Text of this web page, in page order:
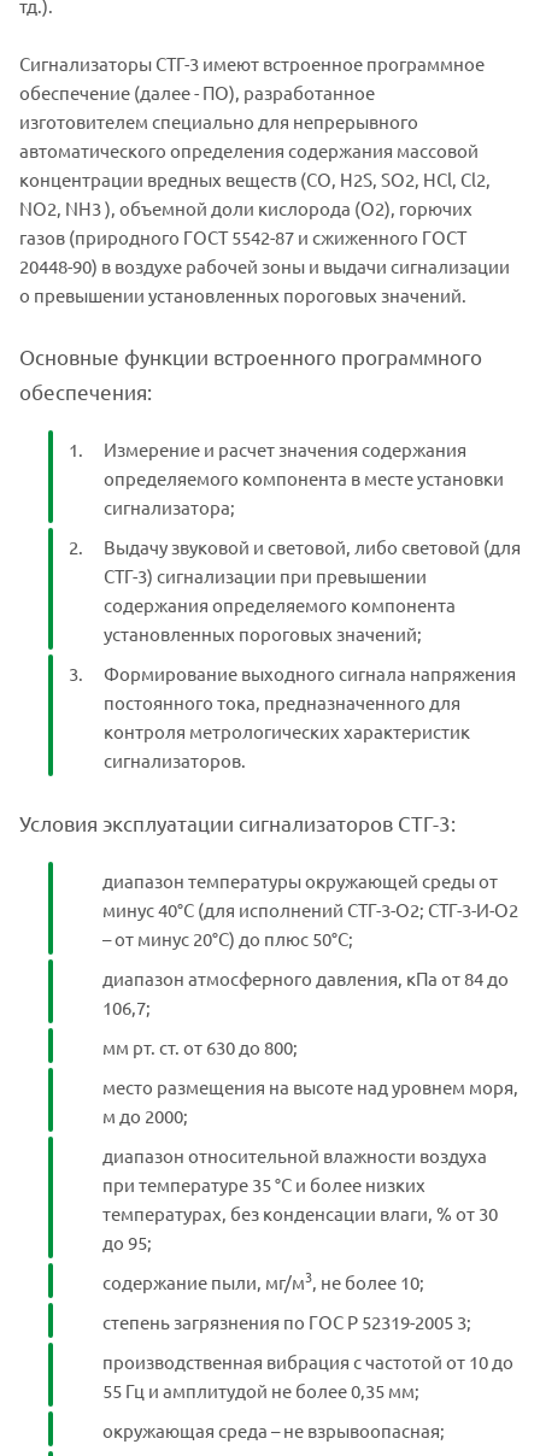
тд.).
Сигнализаторы СТГ-3 имеют встроенное программное
обеспечение (далее - ПО), разработанное
изготовителем специально для непрерывного
автоматического определения содержания массовой
концентрации вредных веществ (СO, H2S, SO2, HCl, Cl2,
NO2, NH3 ), объемной доли кислорода (O2), горючих
газов (природного ГОСТ 5542-87 и сжиженного ГОСТ
20448-90) в воздухе рабочей зоны и выдачи сигнализации
о превышении установленных пороговых значений.
Основные функции встроенного программного
обеспечения:
Измерение и расчет значения содержания
определяемого компонента в месте установки
сигнализатора;
Выдачу звуковой и световой, либо световой (для
СТГ-3) сигнализации при превышении
содержания определяемого компонента
установленных пороговых значений;
Формирование выходного сигнала напряжения
постоянного тока, предназначенного для
контроля метрологических характеристик
сигнализаторов.
Условия эксплуатации сигнализаторов СТГ-3:
диапазон температуры окружающей среды от
минус 40°С (для исполнений СТГ-3-O2; СТГ-3-И-O2
– от минус 20°С) до плюс 50°С;
диапазон атмосферного давления, кПа от 84 до
106,7;
мм рт. ст. от 630 до 800;
место размещения на высоте над уровнем моря,
м до 2000;
диапазон относительной влажности воздуха
при температуре 35 °С и более низких
температурах, без конденсации влаги, % от 30
до 95;
содержание пыли, мг/м3, не более 10;
степень загрязнения по ГОС Р 52319-2005 3;
производственная вибрация с частотой от 10 до
55 Гц и амплитудой не более 0,35 мм;
окружающая среда – не взрывоопасная;